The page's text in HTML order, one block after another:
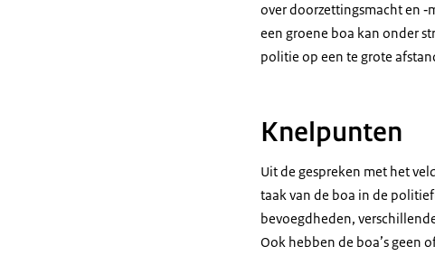
over doorzettingsmacht en
een groene boa kan onder
politie op een te grote
Knelpunten
Uit de gespreken met het
taak van de boa in de
bevoegdheden,
Ook hebben de boa’s geen